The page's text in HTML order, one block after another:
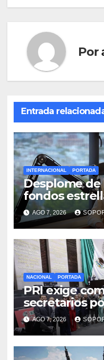
Por
Entrada
INTERNACIONAL PORTADA
Desplome de
fondos
AGO 7, 2026
NACIONAL PORTADA
PRI exige
secretarios
aguacate;
cerrar filas
AGO 7, 2026